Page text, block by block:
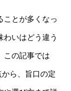
ことが多くなっ
わいはどう違う
この記事では
から、旨口の定